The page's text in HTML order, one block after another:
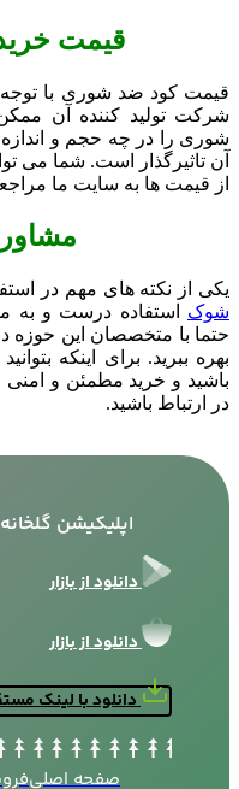
قیمت
قیمت کود ضد شوری با
شرکت تولید کننده آن
شوری را در چه حجم و
آن تاثیرگذار است. شما می
از قیمت ها به سایت ما
یکی از نکته های مهم در
شوک استفاده درست و به
حتما با متخصصان این حوزه
بهره ببرید. برای اینکه
باشید و خرید مطمئن و امنی
در ارتباط باشید.
اپلیکیشن
دانلود از بازار
دانلود از بازار
دانلود با لینک
صفحه اصلی